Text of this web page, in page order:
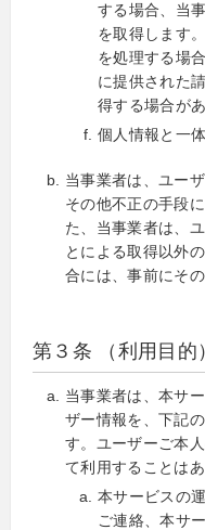
する場合、当
を取得します
を処理する場
に提供された
得する場合があ
個人情報と一
当事業者は、ユー
その他不正の手段
た、当事業者は、
とによる取得以外
合には、事前にそ
第３条 （利用目的
当事業者は、本サ
ザー情報を、下記
す。ユーザーご本
て利用することはあ
本サービスの
ご連絡、本サ